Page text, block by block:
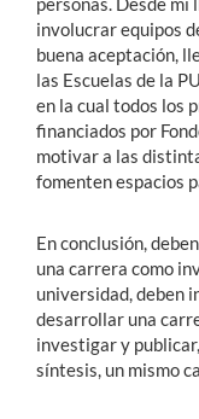
involucrar equipos
buena aceptación,
las Escuelas de la
en la cual todos los
financiados por
motivar a las
fomenten espacios
En conclusión,
una carrera como
universidad, deben
desarrollar una
investigar y
síntesis, un mismo